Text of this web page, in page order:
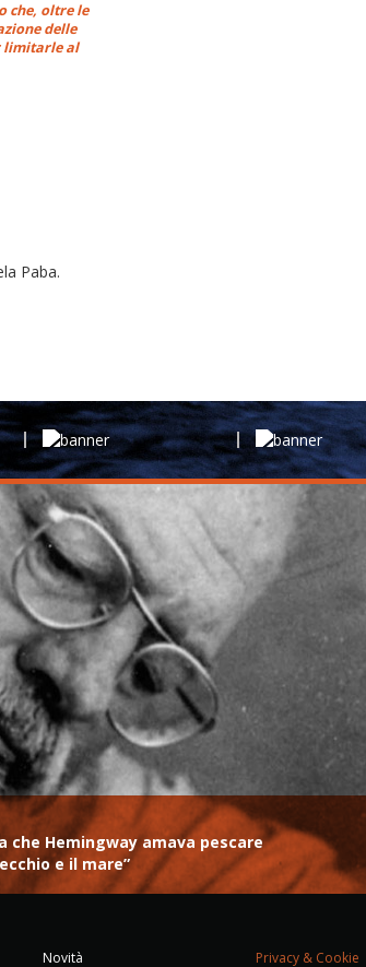
che, oltre le
delle
limitarle al
Paba.
che Hemingway amava pescare
e il mare”
Novità Privacy & Cookie